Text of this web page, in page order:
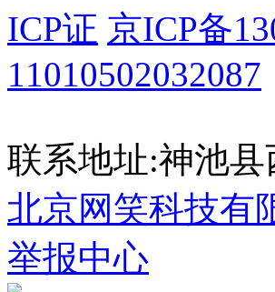
ICP证 京ICP备
11010502032087
联系地址:神池县
北京网笑科技有
举报中心